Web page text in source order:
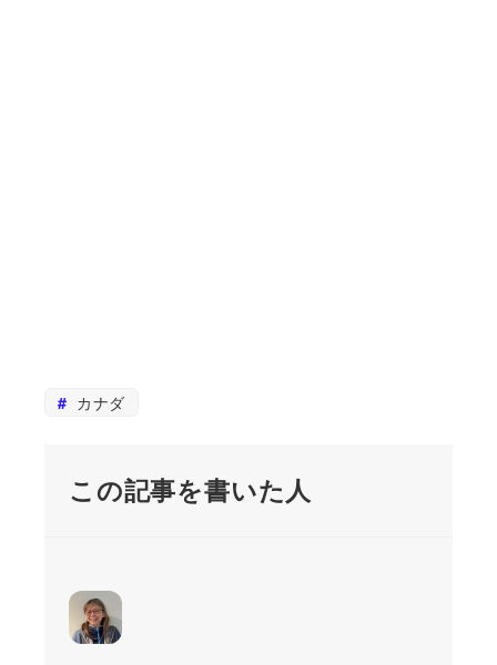
カナダ
この記事を書いた人